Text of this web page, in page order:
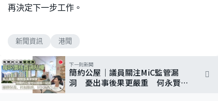
再決定下一步工作。
新聞資訊 港聞
下一則新聞
簡約公屋｜議員關注MiC監管漏
洞 憂出事後果更嚴重 何永賢：